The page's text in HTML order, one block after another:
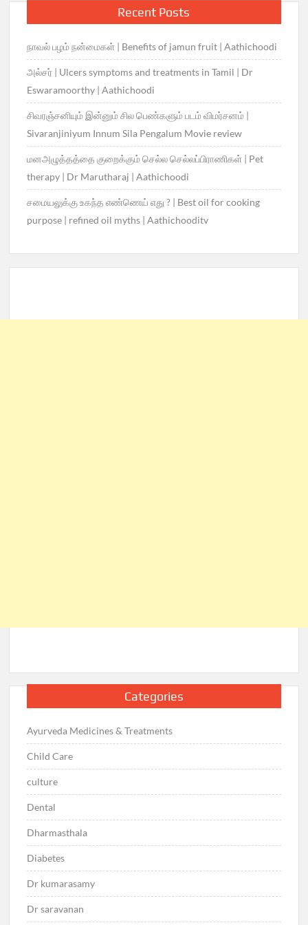
Recent Posts
நாவல் பழம் நன்மைகள் | Benefits of jamun fruit | Aathichoodi
அல்சர் | Ulcers symptoms and treatments in Tamil | Dr
Eswaramoorthy | Aathichoodi
சிவரஞ்சனியும் இன்னும் சில பெண்களும் படம் விமர்சனம் |
Sivaranjiniyum Innum Sila Pengalum Movie review
மனஅழுத்தத்தை குறைக்கும் செல்ல செல்லப்பிராணிகள் | Pet
therapy | Dr Marutharaj | Aathichoodi
சமையலுக்கு உகந்த எண்ணெய் எது ? | Best oil for cooking
purpose | refined oil myths | Aathichooditv
Categories
Ayurveda Medicines & Treatments
Child Care
culture
Dental
Dharmasthala
Diabetes
Dr kumarasamy
Dr saravanan